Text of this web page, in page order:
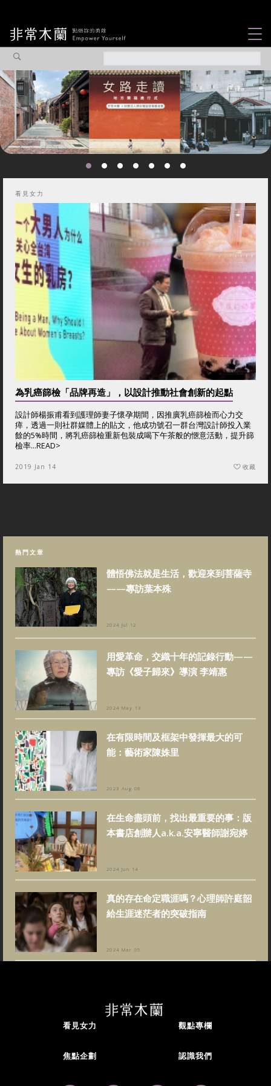
觀點專欄
焦點企劃
認識我們
看見女力
為乳癌篩檢「品牌再造」，以設計推動社會創新的起點
設計師楊振甫看到護理師妻子懷孕期間，因推廣乳癌篩檢而心力交
瘁，透過一則社群媒體上的貼文，他成功號召一群台灣設計師投入業
餘的5%時間，將乳癌篩檢重新包裝成喝下午茶般的愜意活動，提升篩
檢率...READ>
2019 Jan 14 收藏
熱門文章
體悟佛法就是生活，歡迎來到菩薩寺
——專訪葉本殊
2024 Jul 12
用愛革命，交織十年的記錄行動——
專訪《愛子歸來》導演 李靖惠
2024 May 13
在有限時間及框架中發揮最大的可
能：藝術家陳姝里
2023 Aug 08
在生命盡頭前，找出最重要的事：版
本書店創辦人a.k.a.安寧醫師謝宛婷
2024 Jun 14
真的存在命定職涯嗎？心理師許庭韶
給生涯迷茫者的突破指南
2024 Mar 05
看見女力 觀點專欄
焦點企劃 認識我們